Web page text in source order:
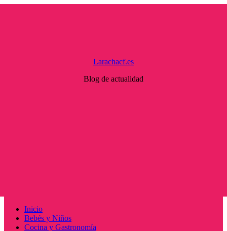
Larachacf.es
Blog de actualidad
Menú
principal
Inicio
Bebés y Niños
Cocina y Gastronomía